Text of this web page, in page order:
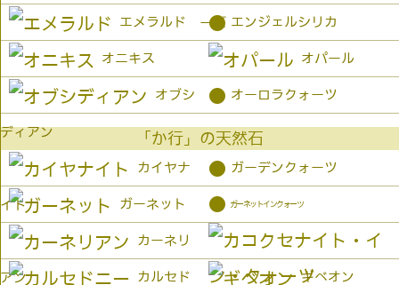
ーズ
エメラルド ● エンジェルシリカ
オニキス オパール
オブシ
ディアン
● オーロラクォーツ
「か行」の天然石
カイヤナ
イト
● ガーデンクォーツ
ガーネット ● ガーネットインクォーツ
カーネリ
アン カルセド ギベオン